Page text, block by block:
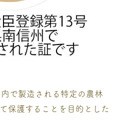
で製造される特定の農林
保護することを目的とした